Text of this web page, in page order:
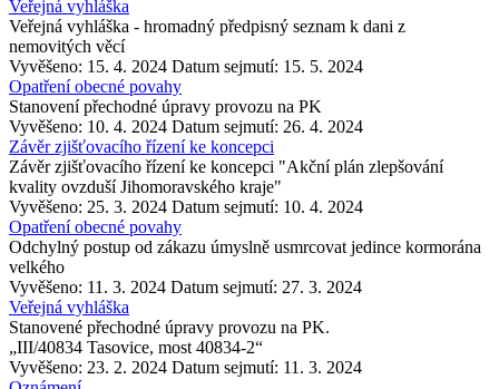
Veřejná vyhláška
Veřejná vyhláška - hromadný předpisný seznam k dani z
nemovitých věcí
Vyvěšeno: 15. 4. 2024 Datum sejmutí: 15. 5. 2024
Opatření obecné povahy
Stanovení přechodné úpravy provozu na PK
Vyvěšeno: 10. 4. 2024 Datum sejmutí: 26. 4. 2024
Závěr zjišťovacího řízení ke koncepci
Závěr zjišťovacího řízení ke koncepci "Akční plán zlepšování
kvality ovzduší Jihomoravského kraje"
Vyvěšeno: 25. 3. 2024 Datum sejmutí: 10. 4. 2024
Opatření obecné povahy
Odchylný postup od zákazu úmyslně usmrcovat jedince kormorána
velkého
Vyvěšeno: 11. 3. 2024 Datum sejmutí: 27. 3. 2024
Veřejná vyhláška
Stanovené přechodné úpravy provozu na PK.
„III/40834 Tasovice, most 40834-2“
Vyvěšeno: 23. 2. 2024 Datum sejmutí: 11. 3. 2024